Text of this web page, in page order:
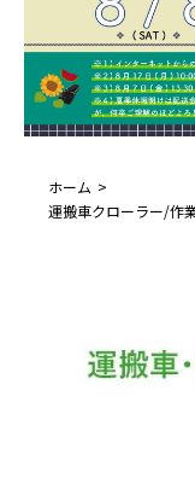
ホーム
運搬車クローラー/作